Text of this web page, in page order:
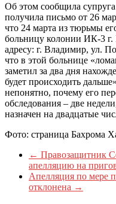
Об этом сообщила
получила письмо от 26
что 24 марта из тюрьмы
больницу колонии ИК-3 г.
адресу: г. Владимир, ул.
что в этой больнице
заметил за два дня
будет происходить
непонятно, почему его
обследования – две
назначен на двадцатые
Фото: страница Бахрома
← Правозащитник
апелляцию на
Апелляция по мере
отклонена →